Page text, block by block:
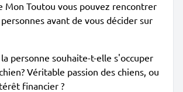
Mon Toutou vous pouvez rencontrer
avant de vous décider sur
personne souhaite-t-elle s'occuper
Véritable passion des chiens, ou
financier ?